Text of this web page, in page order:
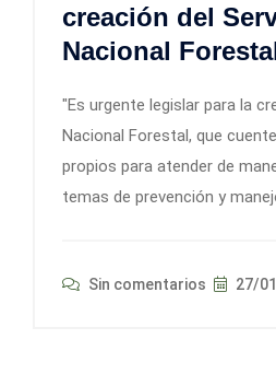
creación del
Nacional
"Es urgente legislar para la
Nacional Forestal, que
propios para atender de
temas de prevención y
Sin comentarios 27/